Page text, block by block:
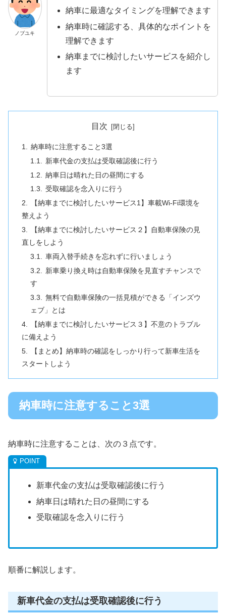
ノブユキ
納車に最適なタイミングを理解できます
納車時に確認する、具体的なポイントを
理解できます
納車までに検討したいサービスを紹介し
ます
目次
納車時に注意すること3選
新車代金の支払は受取確認後に行う
納車日は晴れた日の昼間にする
受取確認を念入りに行う
【納車までに検討したいサービス1】車載Wi-Fi環境を
整えよう
【納車までに検討したいサービス２】自動車保険の見
直しをしよう
車両入替手続きを忘れずに行いましょう
新車乗り換え時は自動車保険を見直すチャンスで
す
無料で自動車保険の一括見積ができる「インズウ
ェブ」とは
【納車までに検討したいサービス３】不意のトラブル
に備えよう
【まとめ】納車時の確認をしっかり行って新車生活を
スタートしよう
納車時に注意すること3選
納車時に注意することは、次の３点です。
新車代金の支払は受取確認後に行う
納車日は晴れた日の昼間にする
受取確認を念入りに行う
順番に解説します。
新車代金の支払は受取確認後に行う